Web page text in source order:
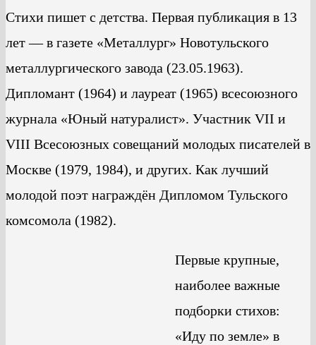
Стихи пишет с детства. Первая публикация в 13
лет — в газете «Металлург» Новотульского
металлургического завода (23.05.1963).
Дипломант (1964) и лауреат (1965) всесоюзного
журнала «Юный натуралист». Участник VII и
VIII Всесоюзных совещаний молодых писателей в
Москве (1979, 1984), и других. Как лучший
молодой поэт награждён Дипломом Тульского
комсомола (1982).
Первые крупные,
наиболее важные
подборки стихов:
«Иду по земле» в